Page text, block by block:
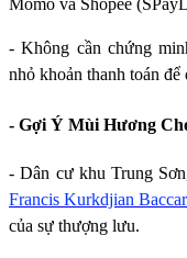
Momo và Shopee
- Không cần chứng
nhỏ khoản thanh toán
- Gợi Ý Mùi Hương
- Dân cư khu Trung
Francis Kurkdjian
của sự thượng lưu.